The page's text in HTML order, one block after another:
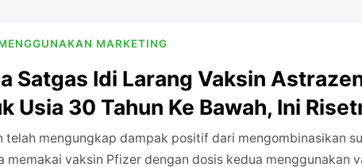
MARKETING
Satgas Idi Larang Vaksin
Usia 30 Tahun Ke Bawah, Ini
telah mengungkap dampak positif dari mengombinasikan
memakai vaksin Pfizer dengan dosis kedua menggunakan